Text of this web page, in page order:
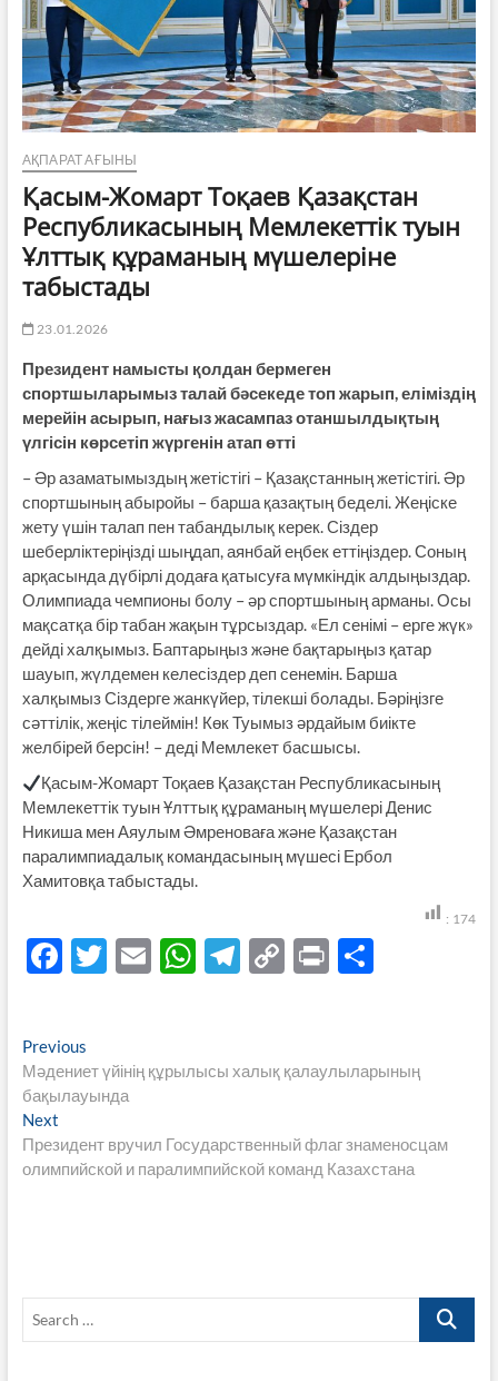
АҚПАРАТ АҒЫНЫ
Қасым-Жомарт Тоқаев Қазақстан
Республикасының Мемлекеттік туын
Ұлттық құраманың мүшелеріне
табыстады
23.01.2026
Президент намысты қолдан бермеген
спортшыларымыз талай бәсекеде топ жарып, еліміздің
мерейін асырып, нағыз жасампаз отаншылдықтың
үлгісін көрсетіп жүргенін атап өтті
– Әр азаматымыздың жетістігі – Қазақстанның жетістігі. Әр
спортшының абыройы – барша қазақтың беделі. Жеңіске
жету үшін талап пен табандылық керек. Сіздер
шеберліктеріңізді шыңдап, аянбай еңбек еттіңіздер. Соның
арқасында дүбірлі додаға қатысуға мүмкіндік алдыңыздар.
Олимпиада чемпионы болу – әр спортшының арманы. Осы
мақсатқа бір табан жақын тұрсыздар. «Ел сенімі – ерге жүк»
дейді халқымыз. Баптарыңыз және бақтарыңыз қатар
шауып, жүлдемен келесіздер деп сенемін. Барша
халқымыз Сіздерге жанкүйер, тілекші болады. Бәріңізге
сәттілік, жеңіс тілеймін! Көк Туымыз әрдайым биікте
желбірей берсін! – деді Мемлекет басшысы.
Қасым-Жомарт Тоқаев Қазақстан Республикасының
Мемлекеттік туын Ұлттық құраманың мүшелері Денис
Никиша мен Аяулым Әмреноваға және Қазақстан
паралимпиадалық командасының мүшесі Ербол
Хамитовқа табыстады.
: 174
F
b
o
o
k
T
er
E W
s
p
p
T
gr
m
C
y
n
k
P S
e
Навигация
по
записям
PreviousPrevious
post:
Мәдениет үйінің құрылысы халық қалаулыларының
бақылауында
NextNext
post:
Президент вручил Государственный флаг знаменосцам
олимпийской и паралимпийской команд Казахстана
Search